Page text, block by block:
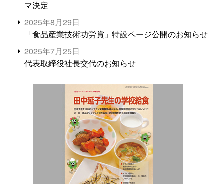
マ決定
2025年8月29日
「食品産業技術功労賞」特設ページ公開のお知らせ
2025年7月25日
代表取締役社長交代のお知らせ